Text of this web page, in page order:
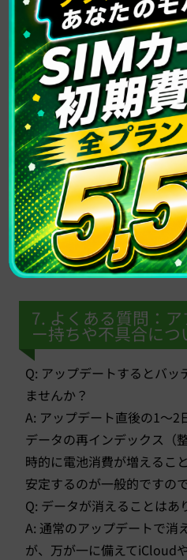
•iPhone SE（第3世代
じチップ。最新OSを
派」に最適です。
7. よくある質問：
ー持ちや不具合につ
Q: アップデートするとバッ
ませんか？
A: アップデート直後の1〜2
データの再インデックス（
時的に電池消費が増えるこ
安定するのが一般的ですの
Q: データが消えることはあ
A: 通常のアップデートで消
が、万が一に備えてiCloud